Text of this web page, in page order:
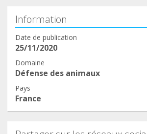
Information
Date de publication
25/11/2020
Domaine
Défense des animaux
Pays
France